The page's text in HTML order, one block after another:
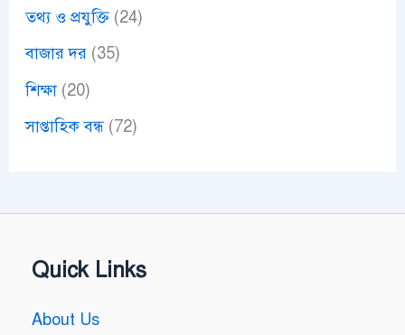
তথ্য ও প্রযুক্তি(24)
বাজার দর(35)
শিক্ষা(20)
সাপ্তাহিক বন্ধ(72)
Quick Links
About Us